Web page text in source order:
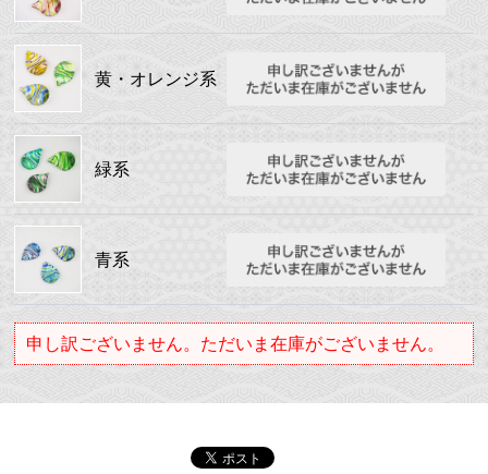
黄・オレンジ系
緑系
青系
申し訳ございません。ただいま在庫がございません。